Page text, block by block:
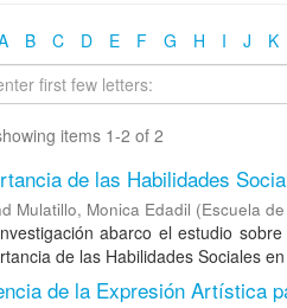
B C D E F G H I J K
items 1-2 of 2
de las Habilidades
Mulatillo, Monica Edadil (Escuela
abarco el estudio
de las Habilidades Sociales
de la Expresión Artística